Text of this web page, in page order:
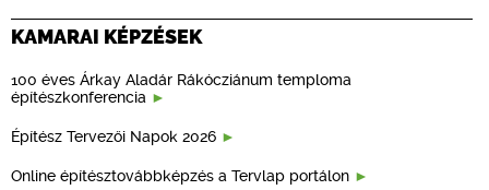
KAMARAI KÉPZÉSEK
100 éves Árkay Aladár Rákócziánum temploma
építészkonferencia
Építész Tervezői Napok 2026
Online építésztovábbképzés a Tervlap portálon